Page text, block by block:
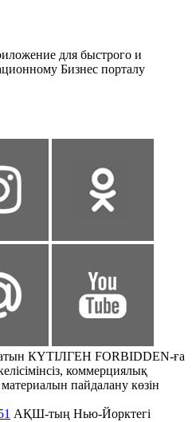
для быстрого и
Бизнес порталу
КҮТІЛГЕН FORBIDDEN-ға
коммерциялық
пайдалану көзін
АҚШ-тың Нью-Йорктегі